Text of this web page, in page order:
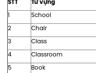
STT Từ vựng
1 School
2
Chair
3
Class
4
Classroom
5
Book